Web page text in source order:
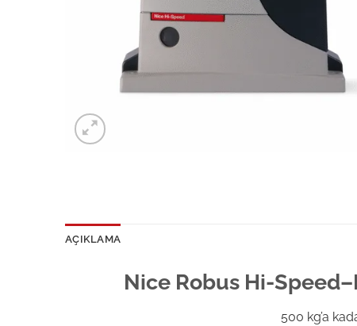
AÇIKLAMA
Nice Robus Hi-
500 kg’a